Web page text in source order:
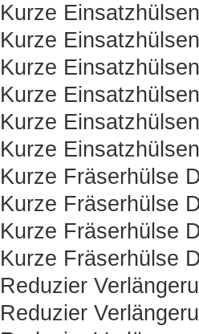
Kurze
Kurze
Kurze
Kurze
Kurze
Kurze
Kurze Fräserhülse
Kurze Fräserhülse
Kurze Fräserhülse
Kurze Fräserhülse
Reduzier
Reduzier